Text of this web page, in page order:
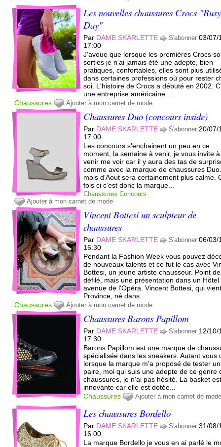
Les nouvelles chaussures Crocs "Busy
Day"
Par DAME SKARLETTE S'abonner 03/07/
17:00
J'avoue que lorsque les premières Crocs
sorties je n'ai jamais été une adepte, bien
pratiques, confortables, elles sont plus
dans certaines professions où pour rester
soi. L'histoire de Crocs a débuté en 2002.
une entreprise américaine...
Chaussures
Ajouter à mon carnet de mode
Chaussures Duo (concours inside)
Par DAME SKARLETTE S'abonner 20/07/
17:00
Les concours s'enchainent un peu en ce
moment, la semaine à venir, je vous invite à
venir me voir car il y aura des tas de
comme avec la marque de chaussures
mois d’Aout sera certainement plus calme.
fois ci c’est donc la marque...
Chaussures Concours
Ajouter à mon carnet de mode
Vincent Bottesi un sculpteur de
chaussures
Par DAME SKARLETTE S'abonner 06/03/
16:30
Pendant la Fashion Week vous pouvez
de nouveaux talents et ce fut le cas avec
Bottesi, un jeune artiste chausseur. Point de
défilé, mais une présentation dans un Hôtel
avenue de l’Opéra. Vincent Bottesi, qui
Province, né dans...
Chaussures
Ajouter à mon carnet de mode
Chaussures Barons Papillom
Par DAME SKARLETTE S'abonner 12/10/
17:30
Barons Papillom est une marque de
spécialisée dans les sneakers. Autant vous
lorsque la marque m'a proposé de tester
paire, moi qui suis une adepte de ce genre
chaussures, je n'ai pas hésité. La basket
innovante car elle est dotée...
Chaussures
Ajouter à mon carnet de
Les chaussures Bordello
Par DAME SKARLETTE S'abonner 31/08/
16:00
La marque Bordello je vous en ai parlé le